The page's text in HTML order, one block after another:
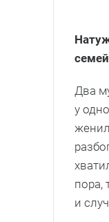
Два
у
пора,
и